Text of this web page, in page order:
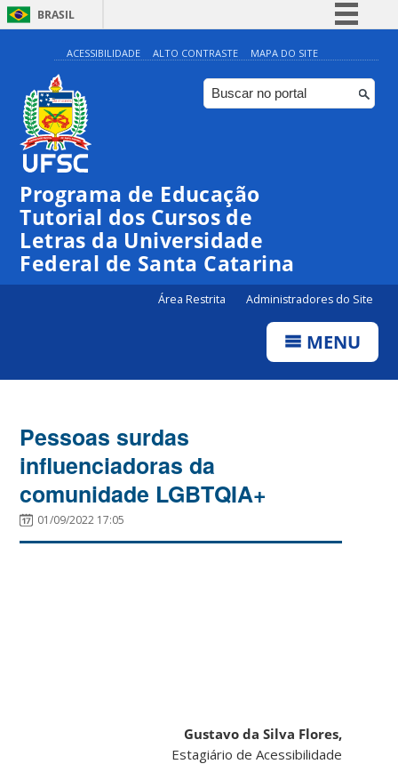
BRASIL
Simplifique!
Comunica BR
Participe
ACESSIBILIDADE ALTO CONTRASTE MAPA DO SITE
Programa de Educação
Tutorial dos Cursos de
Letras da Universidade
Federal de Santa Catarina
Área Restrita Administradores do Site
MENU
Pessoas surdas
influenciadoras da
comunidade LGBTQIA+
01/09/2022 17:05
Gustavo da Silva Flores,
Estagiário de Acessibilidade